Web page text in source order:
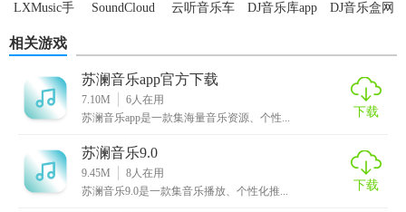
LXMusic手
SoundCloud
云听音乐车
DJ音乐库app
DJ音乐盒网
相关游戏
苏澜音乐app官方下载
7.10M 6人在用
苏澜音乐app是一款集海量音乐资源、个性...
下载
苏澜音乐9.0
9.45M 8人在用
苏澜音乐9.0是一款集音乐播放、个性化推...
下载